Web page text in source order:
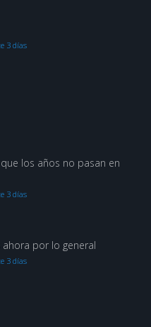
3 días
los años no pasan en
3 días
por lo general
3 días